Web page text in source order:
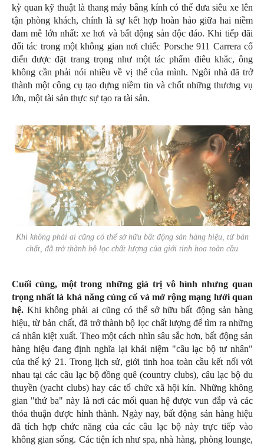
kỳ quan kỹ thuật là thang máy bằng kính có thể đưa siêu xe lên
tận phòng khách, chính là sự kết hợp hoàn hảo giữa hai niềm
đam mê lớn nhất: xe hơi và bất động sản độc đáo. Khi tiếp đãi
đối tác trong một không gian nơi chiếc Porsche 911 Carrera cổ
điển được đặt trang trọng như một tác phẩm điêu khắc, ông
không cần phải nói nhiều về vị thế của mình. Ngôi nhà đã trở
thành một công cụ tạo dựng niềm tin và chốt những thương vụ
lớn, một tài sản thực sự tạo ra tài sản.
Khi không phải ai cũng có thể sở hữu bất động sản hàng hiệu, từ bản
chất, đã trở thành bộ lọc chất lượng của giới tinh hoa toàn cầu
Cuối cùng, một trong những giá trị vô hình nhưng quan
trọng nhất là khả năng củng cố và mở rộng mạng lưới quan
hệ. Khi không phải ai cũng có thể sở hữu bất động sản hàng
hiệu, từ bản chất, đã trở thành bộ lọc chất lượng để tìm ra những
cá nhân kiệt xuất. Theo một cách nhìn sâu sắc hơn, bất động sản
hàng hiệu đang định nghĩa lại khái niệm "câu lạc bộ tư nhân"
của thế kỷ 21. Trong lịch sử, giới tinh hoa toàn cầu kết nối với
nhau tại các câu lạc bộ đồng quê (country clubs), câu lạc bộ du
thuyền (yacht clubs) hay các tổ chức xã hội kín. Những không
gian "thứ ba" này là nơi các mối quan hệ được vun đắp và các
thỏa thuận được hình thành. Ngày nay, bất động sản hàng hiệu
đã tích hợp chức năng của các câu lạc bộ này trực tiếp vào
không gian sống. Các tiện ích như spa, nhà hàng, phòng lounge,